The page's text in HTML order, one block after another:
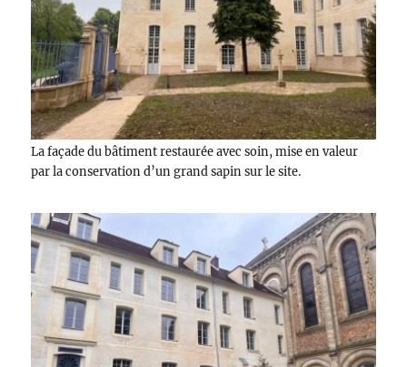
La façade du bâtiment restaurée avec soin, mise en valeur
par la conservation d’un grand sapin sur le site.